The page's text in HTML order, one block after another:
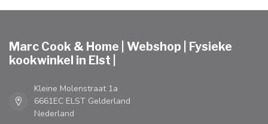
Marc Cook & Home | Webshop | Fysieke
kookwinkel in Elst |
Kleine Molenstraat 1a
6661EC ELST Gelderland
Nederland